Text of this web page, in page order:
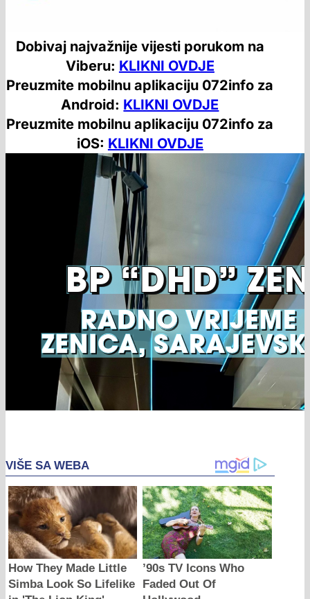
Dobivaj najvažnije vijesti porukom na
Viberu: KLIKNI OVDJE
Preuzmite mobilnu aplikaciju 072info za
Android: KLIKNI OVDJE
Preuzmite mobilnu aplikaciju 072info za
iOS: KLIKNI OVDJE